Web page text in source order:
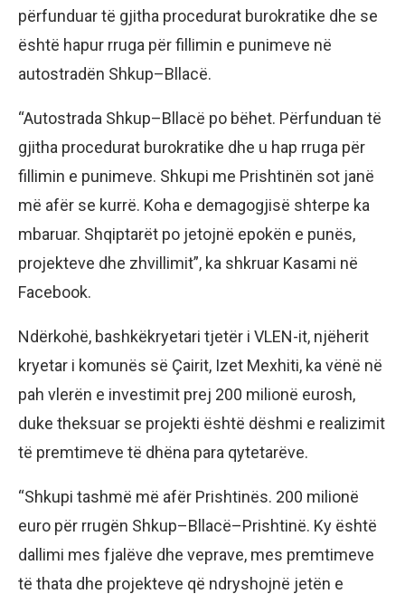
përfunduar të gjitha procedurat burokratike dhe se
është hapur rruga për fillimin e punimeve në
autostradën Shkup–Bllacë.
“Autostrada Shkup–Bllacë po bëhet. Përfunduan të
gjitha procedurat burokratike dhe u hap rruga për
fillimin e punimeve. Shkupi me Prishtinën sot janë
më afër se kurrë. Koha e demagogjisë shterpe ka
mbaruar. Shqiptarët po jetojnë epokën e punës,
projekteve dhe zhvillimit”, ka shkruar Kasami në
Facebook.
Ndërkohë, bashkëkryetari tjetër i VLEN-it, njëherit
kryetar i komunës së Çairit, Izet Mexhiti, ka vënë në
pah vlerën e investimit prej 200 milionë eurosh,
duke theksuar se projekti është dëshmi e realizimit
të premtimeve të dhëna para qytetarëve.
“Shkupi tashmë më afër Prishtinës. 200 milionë
euro për rrugën Shkup–Bllacë–Prishtinë. Ky është
dallimi mes fjalëve dhe veprave, mes premtimeve
të thata dhe projekteve që ndryshojnë jetën e